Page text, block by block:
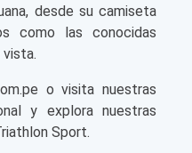
desde su camiseta
como las conocidas
vista.
o visita nuestras
y explora nuestras
Sport.